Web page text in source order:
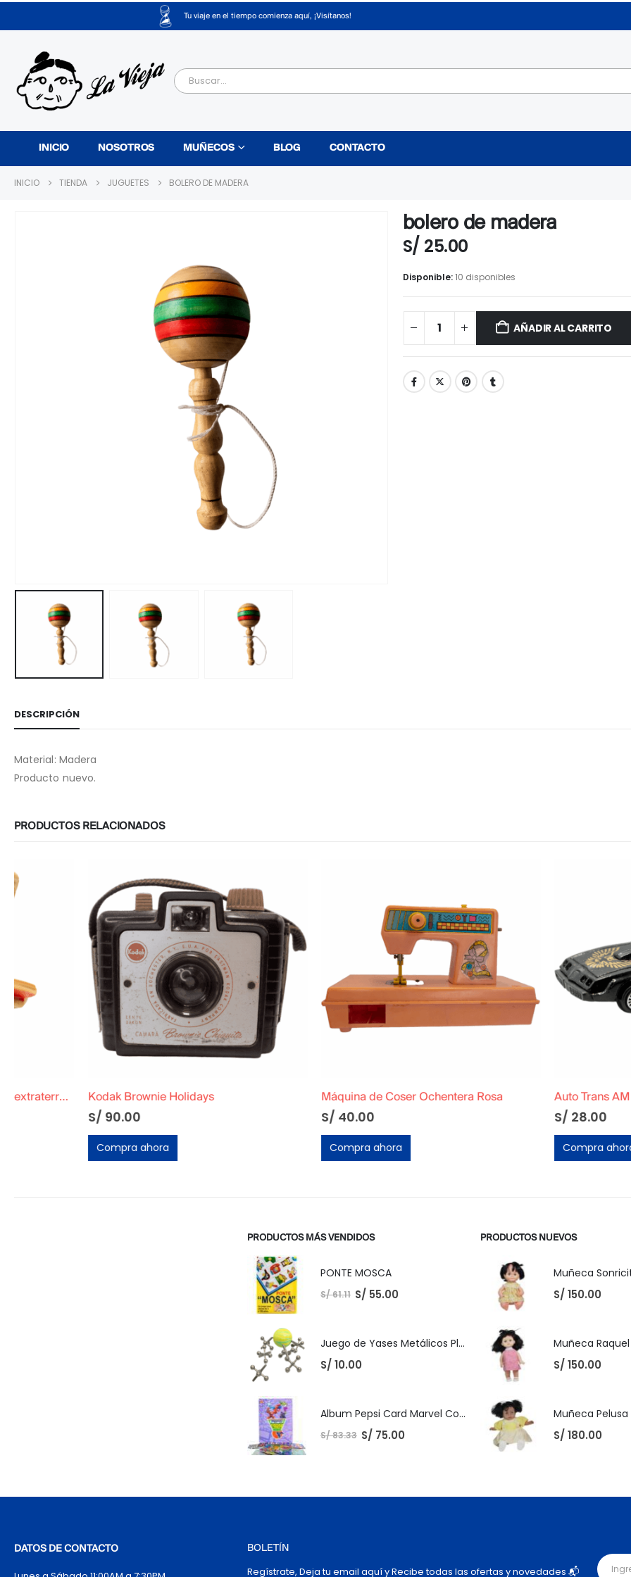
Tu viaje en el tiempo comienza aquí, ¡Visítanos!
INICIO NOSOTROS MUÑECOS BLOG CONTACTO
INICIO TIENDA JUGUETES BOLERO DE MADERA
bolero de madera
S/ 25.00
Disponible:10 disponibles
AÑADIR AL CARRITO
DESCRIPCIÓN
Material: Madera
Producto nuevo.
PRODUCTOS RELACIONADOS
Kodak Brownie Holidays Máquina de Coser Ochentera Rosa Auto Trans AM A Escala 1:56
PRODUCTOS MÁS VENDIDOS
PONTE MOSCA
S/61.11 S/ 55.00
Juego de Yases Metálicos Plomos 6 Unidades + Pelota de Goma (En Bolsita Lista para Regalar)
S/ 10.00
Album Pepsi Card Marvel Completo
S/83.33 S/ 75.00
PRODUCTOS NUEVOS
Muñeca
S/ 150.00
S/ 150.00
S/ 180.00
DATOS DE CONTACTO BOLETÍN
Regístrate, Deja tu email aquí y Recibe todas las ofertas y novedades 📬